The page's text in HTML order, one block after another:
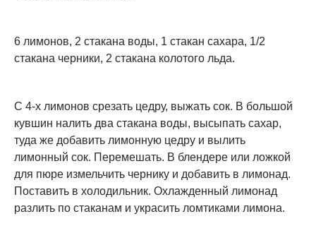
6 лимонов, 2 стакана воды, 1 стакан сахара, 1/2
стакана черники, 2 стакана колотого льда.
С 4-х лимонов срезать цедру, выжать сок. В большой
кувшин налить два стакана воды, высыпать сахар,
туда же добавить лимонную цедру и вылить
лимонный сок. Перемешать. В блендере или ложкой
для пюре измельчить чернику и добавить в лимонад.
Поставить в холодильник. Охлажденный лимонад
разлить по стаканам и украсить ломтиками лимона.